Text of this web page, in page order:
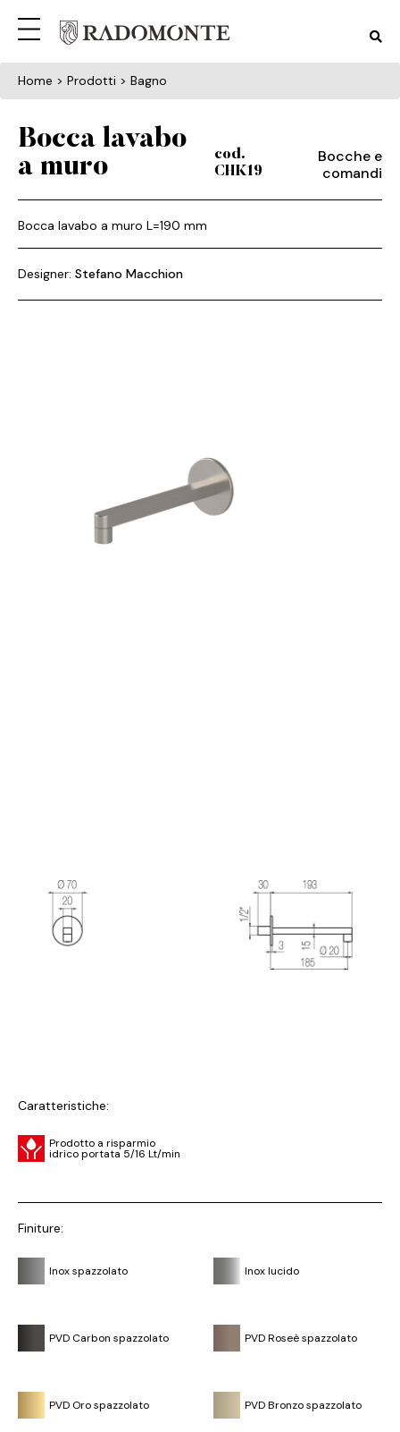
Home > Prodotti > Bagno
Bocca lavabo
a muro
cod.
CHK19
Bocche e
comandi
Bocca lavabo a muro L=190 mm
Designer: Stefano Macchion
Caratteristiche:
Prodotto a risparmio
idrico portata 5/16 Lt/min
Finiture:
Inox spazzolato Inox lucido
PVD Carbon spazzolato PVD Roseè spazzolato
PVD Oro spazzolato PVD Bronzo spazzolato